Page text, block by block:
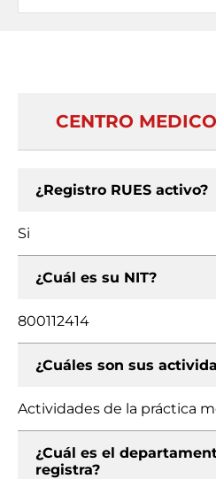
CENTRO
¿Registro RUES activo?
Si
¿Cuál es su NIT?
800112414
¿Cuáles son sus
Actividades de la práctica
¿Cuál es el
registra?